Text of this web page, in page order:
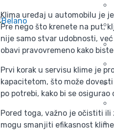
Klima uređaj u automobilu je
Pre nego što krenete na put,
nije samo stvar udobnosti,
obavi pravovremeno kako
Prvi korak u servisu klime je
kapacitetom, što može
po potrebi, kako bi se
Pored toga, važno je očistiti
mogu smanjiti efikasnost